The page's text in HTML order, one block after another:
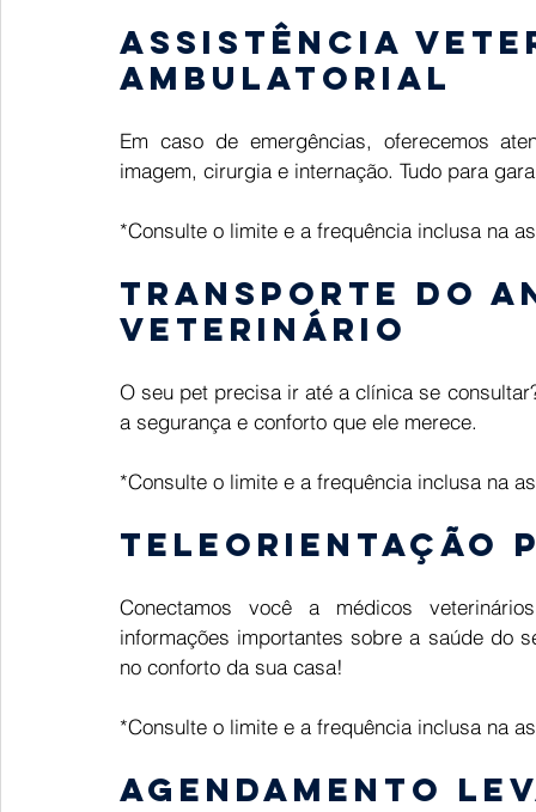
Assistência
ambulatorial
Em caso de emergências, oferecemos
imagem, cirurgia e internação. Tudo para
*Consulte o limite e a frequência inclusa na
Transporte do
veterinário
O seu pet precisa ir até a clínica se
a segurança e conforto que ele merece.
*Consulte o limite e a frequência inclusa na
Teleorientação
Conectamos você a médicos
informações importantes sobre a saúde do
no conforto da sua casa!
*Consulte o limite e a frequência inclusa na
Agendamento